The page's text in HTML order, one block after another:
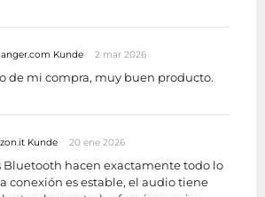
Kunde 2 mar 2026
de mi compra, muy buen producto.
Kunde 20 ene 2026
Bluetooth hacen exactamente todo lo
conexión es estable, el audio tiene